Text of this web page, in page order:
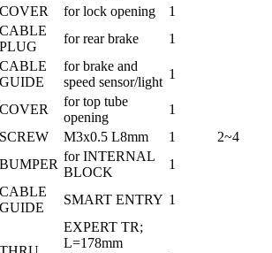
COVER for lock opening
1
CABLE
PLUG
for rear brake 1
CABLE
GUIDE
for brake and
speed sensor/light
1
COVER
for top tube
opening
1
SCREW M3x0.5 L8mm 1
2~4
BUMPER
for INTERNAL
BLOCK
1
CABLE
GUIDE
SMART ENTRY 1
EXPERT TR;
L=178mm